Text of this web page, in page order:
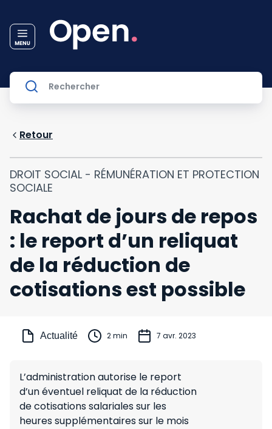
Retour
DROIT SOCIAL - RÉMUNÉRATION ET PROTECTION
SOCIALE
Rachat de jours de repos
: le report d’un reliquat
de la réduction de
cotisations est possible
Actualité 2 min 7 avr. 2023
L’administration autorise le report
d’un éventuel reliquat de la réduction
de cotisations salariales sur les
heures supplémentaires sur le mois